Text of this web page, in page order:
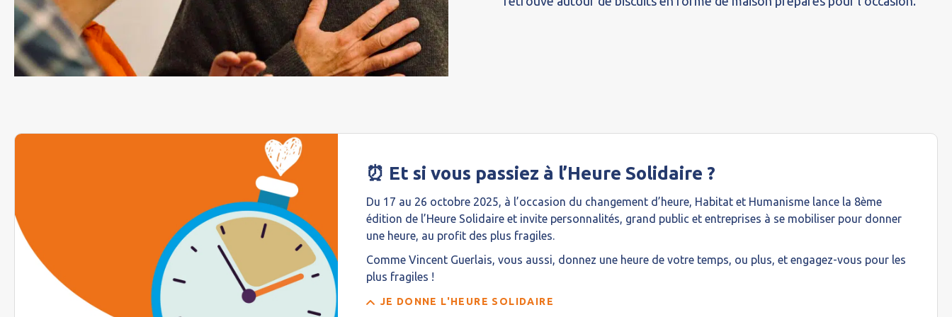
⏰ Et si vous passiez à l’Heure Solidaire ?
Du 17 au 26 octobre 2025, à l’occasion du changement d’heure, Habitat et Humanisme lance la 8ème
édition de l’Heure Solidaire et invite personnalités, grand public et entreprises à se mobiliser pour donner
une heure, au profit des plus fragiles.
Comme Vincent Guerlais, vous aussi, donnez une heure de votre temps, ou plus, et engagez-vous pour les
plus fragiles !
JE DONNE L'HEURE SOLIDAIRE